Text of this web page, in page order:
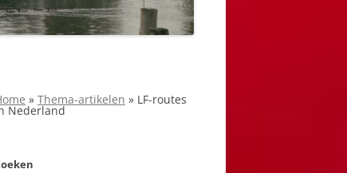
» Thema-artikelen » LF-routes
Nederland